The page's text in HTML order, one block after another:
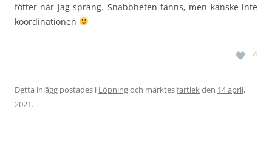
fötter när jag sprang. Snabbheten fanns, men kanske inte
koordinationen
4
Detta inlägg postades i Löpningoch märktesfartlek den 14 april,
2021.